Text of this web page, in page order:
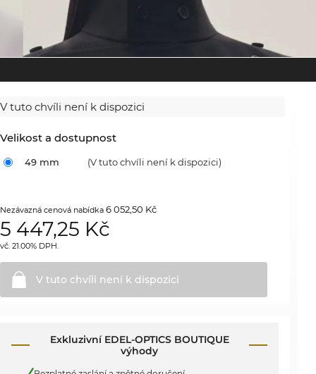
V tuto chvíli není k dispozici
Velikost a dostupnost
49 mm (V tuto chvíli není k dispozici)
Nezávazná cenová nabídka6 052,50 Kč
5 447,25 Kč
vč. 21.00% DPH.
V tuto chvíli není k dispozici
Exkluzivní EDEL-OPTICS BOUTIQUE
výhody